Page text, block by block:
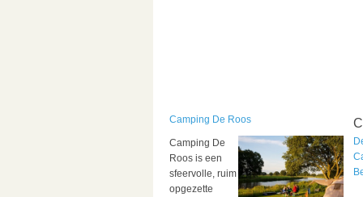
Camping De Roos
Camping De
Roos is een
sfeervolle, ruim
opgezette